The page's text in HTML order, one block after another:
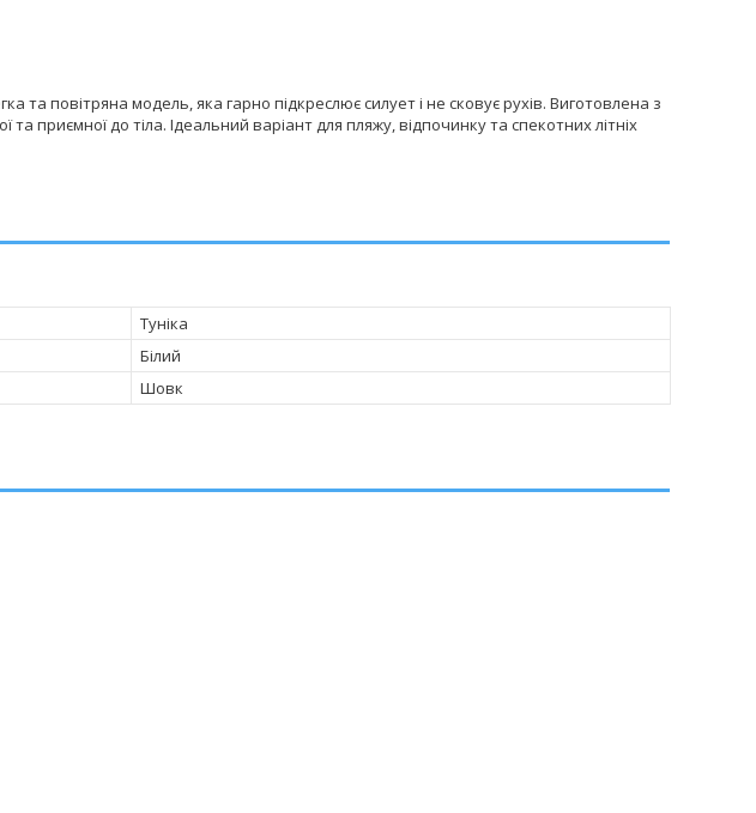
та повітряна модель, яка гарно підкреслює силует і не сковує рухів. Виготовлена з
приємної до тіла. Ідеальний варіант для пляжу, відпочинку та спекотних літніх
Туніка
Білий
Шовк